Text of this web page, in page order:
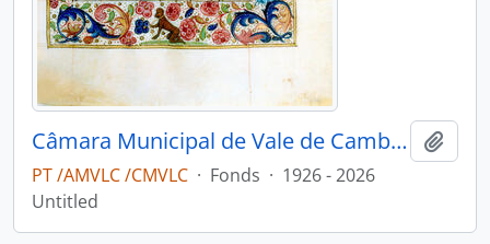
Câmara Municipal de Vale de Cambra
PT /AMVLC /CMVLC · Fonds · 1926 - 2026
Untitled